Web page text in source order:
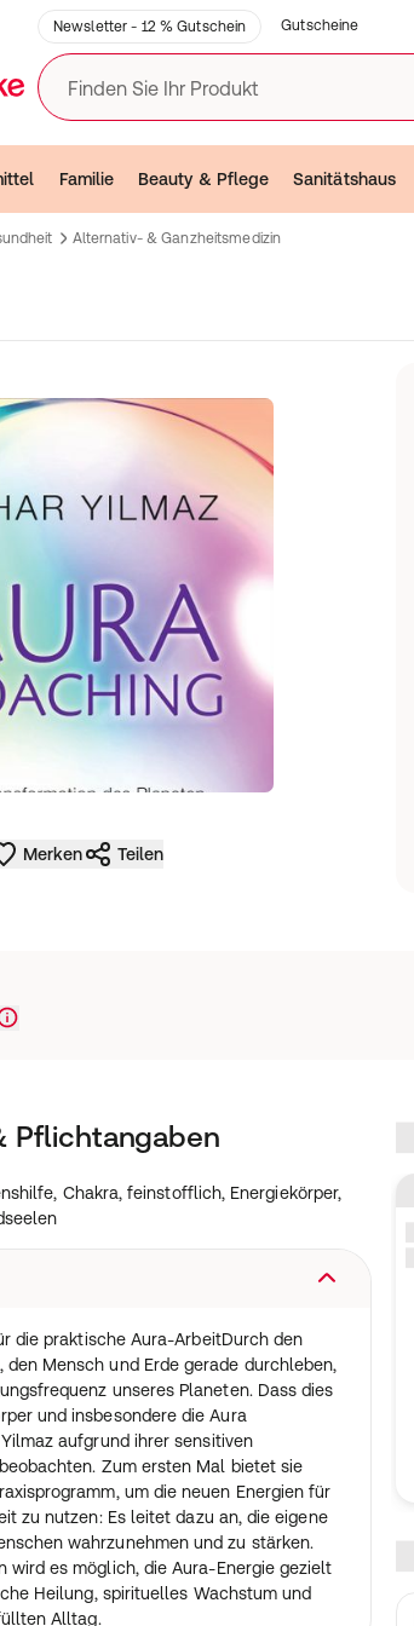
Newsletter - 12 % Gutschein Gutscheine
Finden Sie Ihr Produkt
Familie Beauty & Pflege Sanitätshaus
Alternativ- & Ganzheitsmedizin
Merken Teilen
Pflichtangaben
Chakra, feinstofflich, Energiekörper,
die praktische Aura-ArbeitDurch den
den Mensch und Erde gerade durchleben,
unseres Planeten. Dass dies
und insbesondere die Aura
aufgrund ihrer sensitiven
Zum ersten Mal bietet sie
um die neuen Energien für
zu nutzen: Es leitet dazu an, die eigene
wahrzunehmen und zu stärken.
wird es möglich, die Aura-Energie gezielt
Heilung, spirituelles Wachstum und
Alltag.